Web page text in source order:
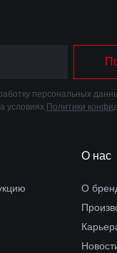
персональных
условиях Политики
О нас
О